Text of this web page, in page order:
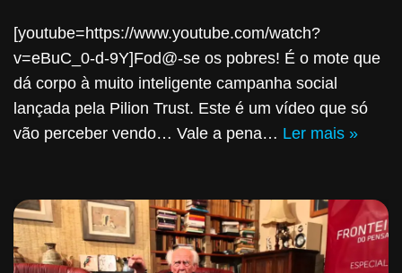
[youtube=https://www.youtube.com/watch?
v=eBuC_0-d-9Y]Fod@-se os pobres! É o mote que
dá corpo à muito inteligente campanha social
lançada pela Pilion Trust. Este é um vídeo que só
vão perceber vendo… Vale a pena… Ler mais »